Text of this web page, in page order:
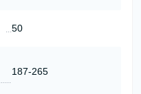
50
187-265